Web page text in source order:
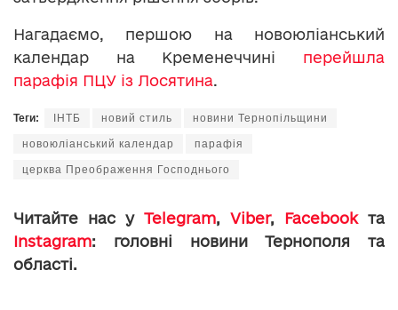
Нагадаємо, першою на новоюліанський
календар на Кременеччині перейшла
парафія ПЦУ із Лосятина.
Теги: ІНТБ новий стиль новини Тернопільщини
новоюліанський календар парафія
церква Преображення Господнього
Читайте нас у Telegram, Viber, Facebookта
Instagram: головні новини Тернополя та
області.